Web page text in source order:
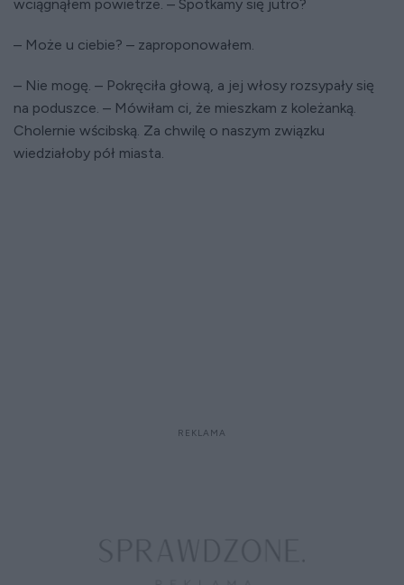
wciągnąłem powietrze. – Spotkamy się jutro?
– Może u ciebie? – zaproponowałem.
– Nie mogę. – Pokręciła głową, a jej włosy rozsypały się
na poduszce. – Mówiłam ci, że mieszkam z koleżanką.
Cholernie wścibską. Za chwilę o naszym związku
wiedziałoby pół miasta.